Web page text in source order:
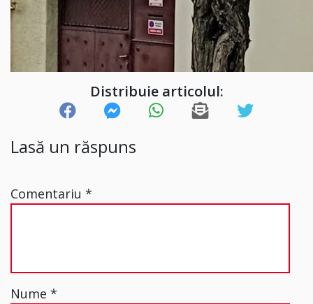
Distribuie articolul:
Lasă un răspuns
Comentariu *
Nume *